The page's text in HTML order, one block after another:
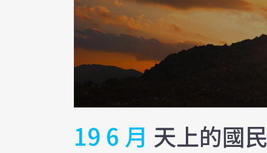
19 6 月 天上的國民